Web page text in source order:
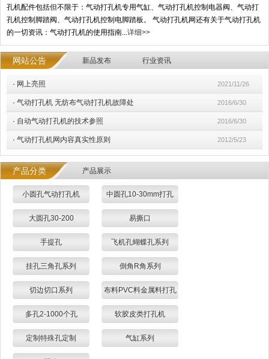
孔机配件包括但不限于：气动打孔机专用气缸、气动打孔机控制电器阀、气动打
孔机控制脚踏阀、气动打孔机控制电脚踏板。 气动打孔机网还有关于气动打孔机
的一切资讯：气动打孔机的使用指南...详细>>
网站公告 新品发布 行业资讯
· 网上亮照 2021/11/26
· 气动打孔机 无纺布气动打孔机故障处 2016/6/30
· 自动气动打孔机的技术参照 2016/6/30
· 气动打孔机网内容真实性原则 2012/5/23
产品分类 产品展示
小圆孔气动打孔机 中圆孔10-30mm打孔
大圆孔30-200 易撕口
手提孔 飞机孔蝴蝶孔系列
挂孔三角孔系列 倒角R角系列
切边切口系列 布料PVC料金属料打孔
多孔2-1000个孔 软胶皮类打孔机
定制特殊孔定制 气缸系列